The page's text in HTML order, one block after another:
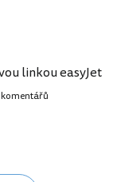
linkou easyJet